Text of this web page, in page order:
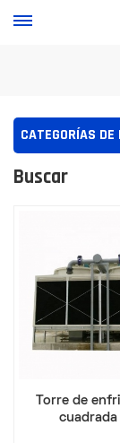
CATEGORÍAS DE
Buscar
Torre de
cuadrada